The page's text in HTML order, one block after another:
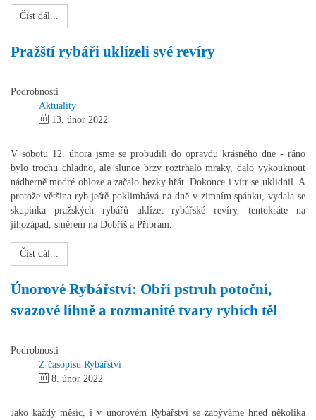
Číst dál...
Pražští rybáři uklízeli své revíry
Podrobnosti
Aktuality
13. únor 2022
V sobotu 12. února jsme se probudili do opravdu krásného dne - ráno
bylo trochu chladno, ale slunce brzy roztrhalo mraky, dalo vykouknout
nádherně modré obloze a začalo hezky hřát. Dokonce i vítr se uklidnil. A
protože většina ryb ještě poklimbává na dně v zimním spánku, vydala se
skupinka pražských rybářů uklízet rybářské revíry, tentokráte na
jihozápad, směrem na Dobříš a Příbram.
Číst dál...
Únorové Rybářství: Obří pstruh potoční,
svazové líhně a rozmanité tvary rybích těl
Podrobnosti
Z časopisu Rybářství
8. únor 2022
Jako každý měsíc, i v únorovém Rybářství se zabýváme hned několika